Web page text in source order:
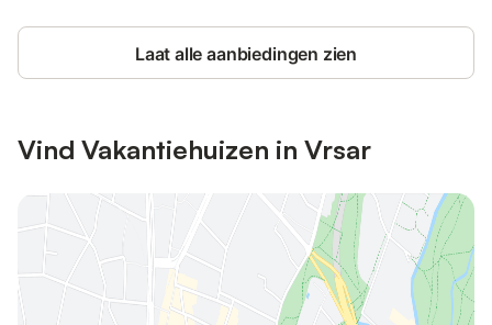
Laat alle aanbiedingen zien
Vind Vakantiehuizen in Vrsar